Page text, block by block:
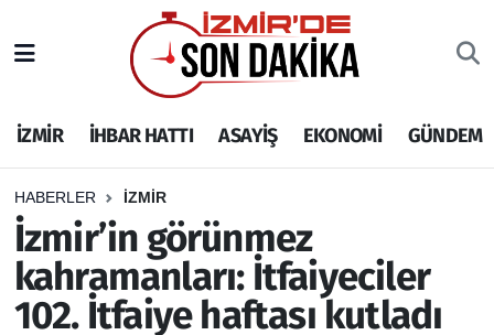
İZMİR İHBAR HATTI ASAYİŞ EKONOMİ GÜNDEM
HABERLER İZMİR
İzmir’in görünmez
kahramanları: İtfaiyeciler
102. İtfaiye haftası kutladı
İHBAR HATTI
DEPREM
GENEL
EKONOMİ
İzmir Nöbetçi Eczaneler
İzmir Hava Durumu
İzmir Namaz Vakitleri
İzmir Trafik Yoğunluk Haritası
Puan Durumu ve Fikstür